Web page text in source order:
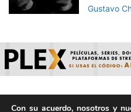
Gustavo
Con su acuerdo, nosotros y